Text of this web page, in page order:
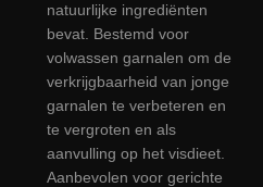
natuurlijke ingrediënten
bevat. Bestemd voor
volwassen garnalen om de
verkrijgbaarheid van jonge
garnalen te verbeteren en
te vergroten en als
aanvulling op het visdieet.
Aanbevolen voor gerichte